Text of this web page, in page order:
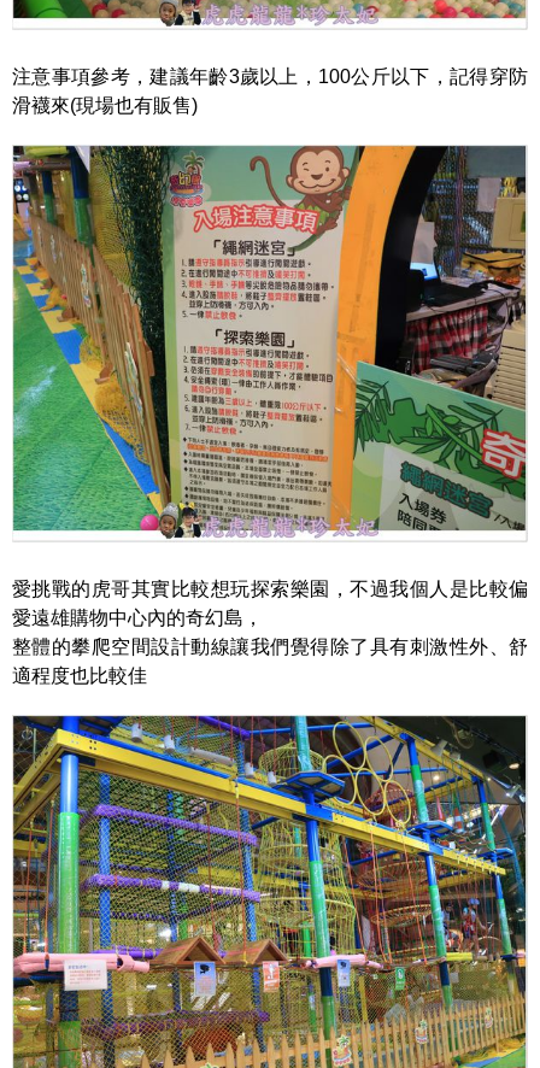
注意事項參考，建議年齡3歲以上，100公斤以下，記得穿防
滑襪來(現場也有販售)
愛挑戰的虎哥其實比較想玩探索樂園，不過我個人是比較偏
愛遠雄購物中心內的奇幻島，
整體的攀爬空間設計動線讓我們覺得除了具有刺激性外、舒
適程度也比較佳